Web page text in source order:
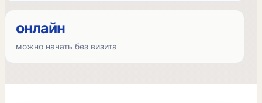
онлайн
можно начать без визита